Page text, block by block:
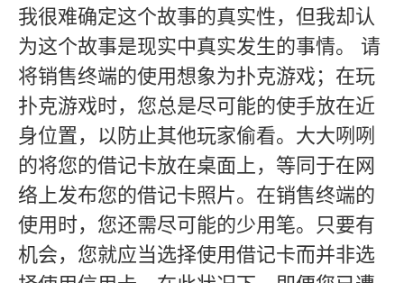
我很难确定这个故事的真实性，但我却认
为这个故事是现实中真实发生的事情。 请
将销售终端的使用想象为扑克游戏；在玩
扑克游戏时，您总是尽可能的使手放在近
身位置，以防止其他玩家偷看。大大咧咧
的将您的借记卡放在桌面上，等同于在网
络上发布您的借记卡照片。在销售终端的
使用时，您还需尽可能的少用笔。只要有
机会，您就应当选择使用借记卡而并非选